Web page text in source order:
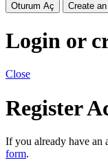
Oturum Aç Create
Login or
Close
Register
If you already have an
form.